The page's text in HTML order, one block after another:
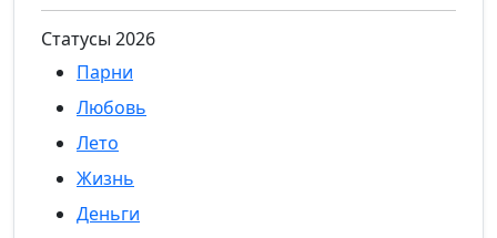
Статуcы 2026
Парни
Любовь
Лето
Жизнь
Деньги